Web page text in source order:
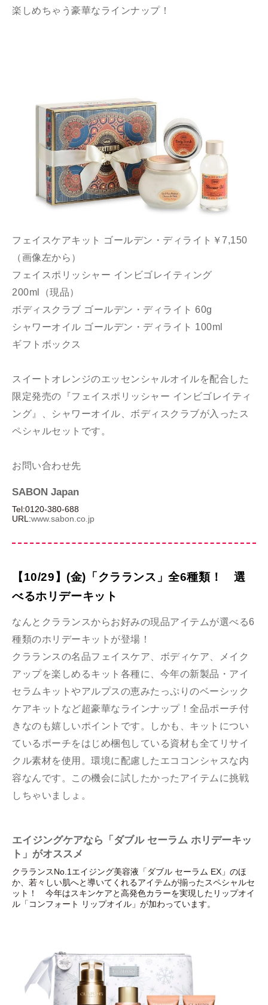
楽しめちゃう豪華なラインナップ！
フェイスケアキット ゴールデン・ディライト￥7,150
（画像左から）
フェイスポリッシャー インビゴレイティング
200ml（現品）
ボディスクラブ ゴールデン・ディライト 60g
シャワーオイル ゴールデン・ディライト 100ml
ギフトボックス
スイートオレンジのエッセンシャルオイルを配合した
限定発売の『フェイスポリッシャー インビゴレイティ
ング』、シャワーオイル、ボディスクラブが入ったス
ペシャルセットです。
お問い合わせ先
SABON Japan
Tel:0120-380-688
URL:www.sabon.co.jp
【10/29】(金)「クラランス」全6種類！ 選
べるホリデーキット
なんとクラランスからお好みの現品アイテムが選べる6
種類のホリデーキットが登場！
クラランスの名品フェイスケア、ボディケア、メイク
アップを楽しめるキット各種に、今年の新製品・アイ
セラムキットやアルプスの恵みたっぷりのベーシック
ケアキットなど超豪華なラインナップ！全品ポーチ付
きなのも嬉しいポイントです。しかも、キットについ
ているポーチをはじめ梱包している資材も全てリサイ
クル素材を使用。環境に配慮したエココンシャスな内
容なんです。この機会に試したかったアイテムに挑戦
しちゃいましょ。
エイジングケアなら「ダブル セーラム ホリデーキッ
ト」がオススメ
クラランスNo.1エイジング美容液「ダブル セーラム EX」のほ
か、若々しい肌へと導いてくれるアイテムが揃ったスペシャルセ
ット！ 今年はスキンケアと高発色カラーを実現したリップオイ
ル「コンフォート リップオイル」が加わっています。